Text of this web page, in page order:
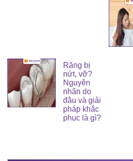
Răng bị
nứt, vỡ?
Nguyên
nhân do
đâu và giải
pháp khắc
phục là gì?